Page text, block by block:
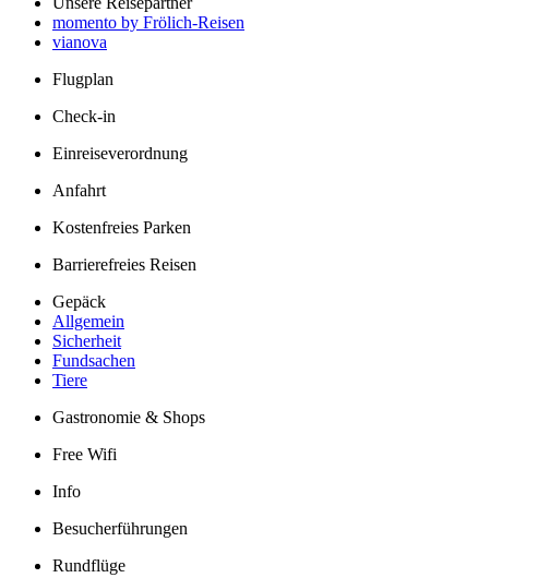
momento by Frölich-Reisen
vianova
Flugplan
Check-in
Einreiseverordnung
Anfahrt
Kostenfreies Parken
Barrierefreies Reisen
Gepäck
Allgemein
Sicherheit
Fundsachen
Tiere
Gastronomie & Shops
Free Wifi
Info
Besucherführungen
Rundflüge